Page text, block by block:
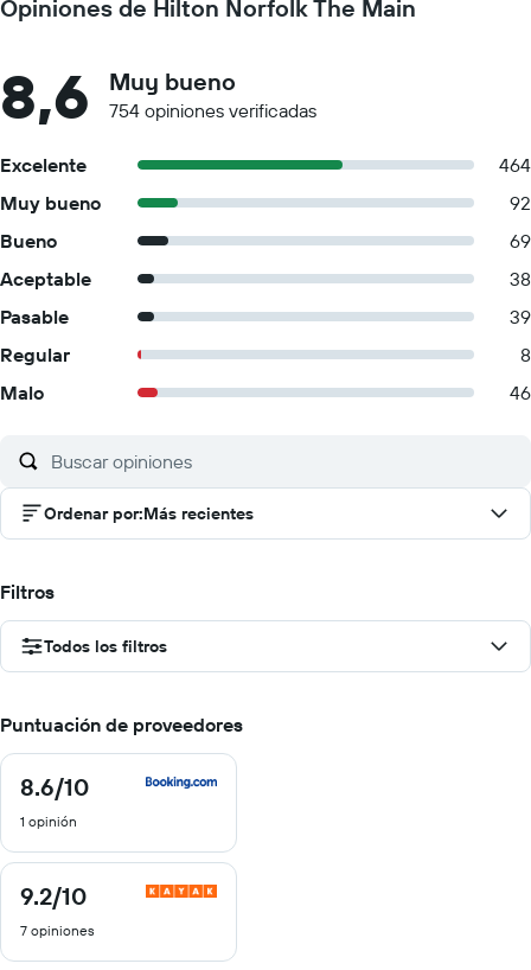
Opiniones de Hilton Norfolk The Main
8,6 Muy bueno
754 opiniones verificadas
Excelente
464
Muy bueno
92
Bueno
69
Aceptable
38
Pasable
39
Regular
8
Malo
46
Ordenar por:Más recientes
Filtros
Todos los filtros
Puntuación de proveedores
8.6/10
8.6
10
1 opinión
9.2/10
9.2
10
7 opiniones